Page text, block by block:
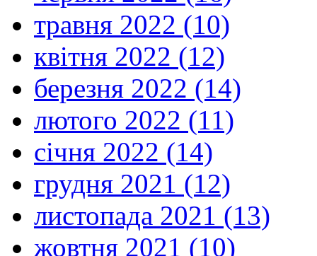
травня 2022 (10)
квітня 2022 (12)
березня 2022 (14)
лютого 2022 (11)
січня 2022 (14)
грудня 2021 (12)
листопада 2021 (13)
жовтня 2021 (10)